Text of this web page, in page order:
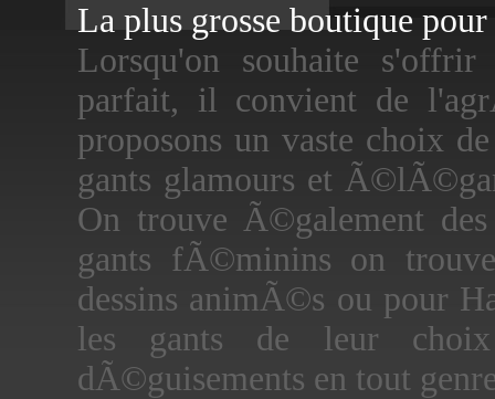
La plus grosse boutique
Lorsqu'on souhaite
parfait, il convient de
proposons un vaste choix
gants glamours et
On trouve Ã©galement
gants fÃ©minins on
dessins animÃ©s ou pour
les gants de leur choix
dÃ©guisements en tout